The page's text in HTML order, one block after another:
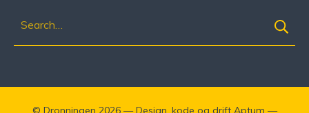
etter:
© Dronningen 2026 — Design. kode og drift Aptum —